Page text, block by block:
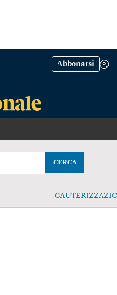
Abbonarsi
CERCA